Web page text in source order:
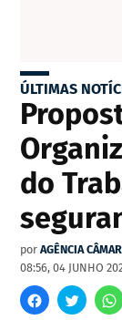
ÚLTIMAS
do
por AGÊNCIA
08:56, 04 JUNHO